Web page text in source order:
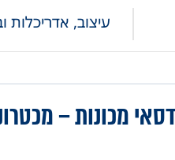
עיצוב, אדריכלות
מכונות –